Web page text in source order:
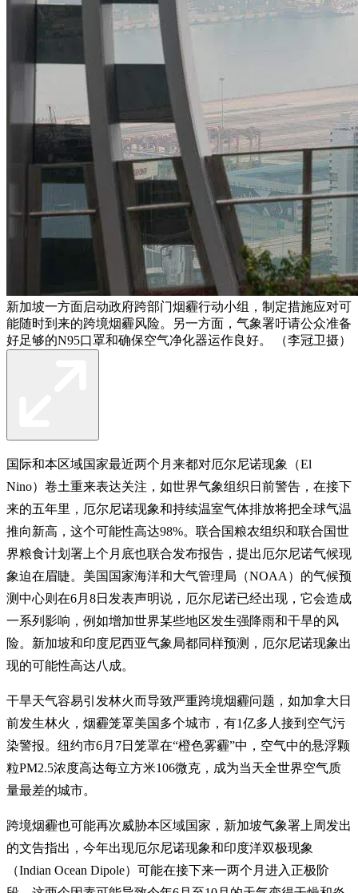
新加坡一方面启动政府跨部门烟霾行动小组，制定措施应对可
能随时到来的跨境烟霾风险。另一方面，气象署吁请公众准备
好足够的N95口罩和确保空气净化器运作良好。 （李冠卫摄）
国际和本区域国家最近两个月来都对厄尔尼诺现象（El
Nino）卷土重来表达关注，如世界气象组织日前警告，在接下
来的五年里，厄尔尼诺现象和持续温室气体排放将把全球气温
推向新高，这个可能性高达98%。联合国粮农组织和联合国世
界粮食计划署上个月底也联合发布报告，提出厄尔尼诺气候现
象迫在眉睫。美国国家海洋和大气管理局（NOAA）的气候预
测中心则在6月8日发表声明说，厄尔尼诺已经出现，它会造成
一系列影响，例如增加世界某些地区发生强降雨和干旱的风
险。新加坡和印度尼西亚气象局都同样预测，厄尔尼诺现象出
现的可能性高达八成。
干旱天气容易引发林火而导致严重跨境烟霾问题，如加拿大日
前发生林火，烟霾笼罩美国多个城市，有1亿多人接到空气污
染警报。纽约市6月7日笼罩在“橙色雾霾”中，空气中的悬浮颗
粒PM2.5浓度高达每立方米106微克，成为当天全世界空气质
量最差的城市。
跨境烟霾也可能再次威胁本区域国家，新加坡气象署上周发出
的文告指出，今年出现厄尔尼诺现象和印度洋双极现象
（Indian Ocean Dipole）可能在接下来一两个月进入正极阶